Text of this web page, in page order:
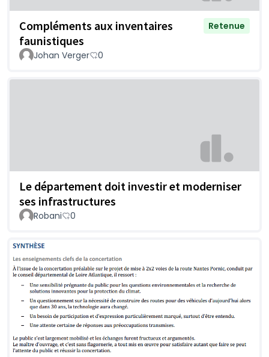
Compléments aux inventaires
faunistiques
Retenue
Johan Verger 0
Le département doit investir et moderniser
ses infrastructures
Robani 0